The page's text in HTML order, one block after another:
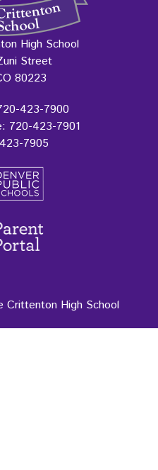
High School
Street
80223
423-7900
720-423-7901
7905
Crittenton High School